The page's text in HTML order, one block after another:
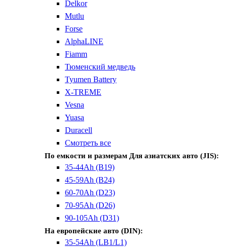
Delkor
Mutlu
Forse
AlphaLINE
Fiamm
Тюменский медведь
Tyumen Battery
X-TREME
Vesna
Yuasa
Duracell
Смотреть все
По емкости и размерам Для азиатских авто (JIS):
35-44Ah (B19)
45-59Ah (B24)
60-70Ah (D23)
70-95Ah (D26)
90-105Ah (D31)
На европейские авто (DIN):
35-54Ah (LB1/L1)